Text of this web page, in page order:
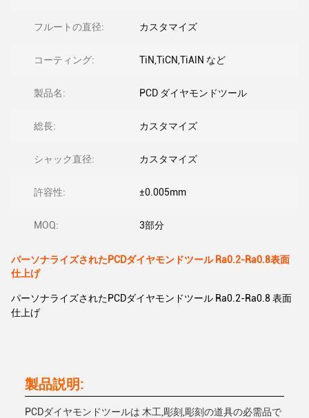
フルートの直径: カスタマイズ
コーティング: TiN,TiCN,TiAlN など
製品名: PCD ダイヤモンドツール
総長: カスタマイズ
シャック直径: カスタマイズ
許容性: ±0.005mm
MOQ: 3部分
パーソナライズされたPCDダイヤモンドツール Ra0.2-Ra0.8表面
仕上げ
パーソナライズされたPCDダイヤモンドツール Ra0.2-Ra0.8 表面
仕上げ
製品説明:
PCDダイヤモンドツールは 木工,彫刻,彫刻の道具の必需品で